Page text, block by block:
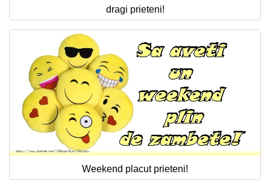
dragi prieteni!
Weekend placut prieteni!